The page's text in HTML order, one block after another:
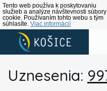
Tento web používa k poskytovaniu
služieb a analýze návštevnosti súbory
cookie. Používaním tohto webu s tým
súhlasíte. Viac informácií
Uznesenia: